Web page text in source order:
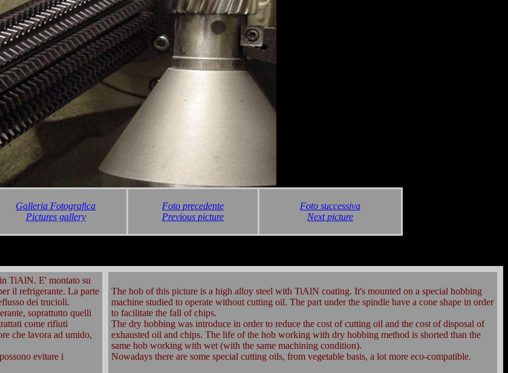
Galleria Fotografica
Pictures gallery
Foto precedente
Previous picture
Foto successiva
Next picture
TiAlN. E' montato su
il refrigerante. La parte
dei trucioli.
soprattutto quelli
come rifiuti
che lavora ad umido,
evitare i
The hob of this picture is a high alloy steel with TiAlN coating. It's mounted on a special hobbing
machine studied to operate without cutting oil. The part under the spindle have a cone shape in order
to facilitate the fall of chips.
The dry hobbing was introduce in order to reduce the cost of cutting oil and the cost of disposal of
exhausted oil and chips. The life of the hob working with dry hobbing method is shorted than the
same hob working with wet (with the same machining condition).
Nowadays there are some special cutting oils, from vegetable basis, a lot more eco-compatible.